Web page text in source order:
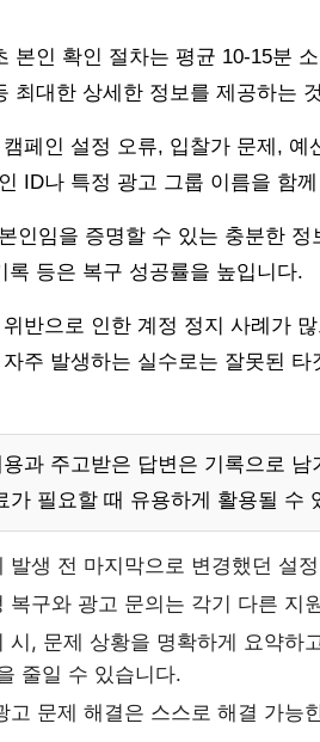
본인 확인 절차는 평균 10-15분
최대한 상세한 정보를 제공하는
페인 설정 오류, 입찰가 문제, 예
ID나 특정 광고 그룹 이름을 함
인임을 증명할 수 있는 충분한
록 등은 복구 성공률을 높입니다.
반으로 인한 계정 정지 사례가
주 발생하는 실수로는 잘못된
과 주고받은 답변은 기록으로
가 필요할 때 유용하게 활용될 수
발생 전 마지막으로 변경했던 설
복구와 광고 문의는 각기 다른 지
시, 문제 상황을 명확하게 요약하
줄일 수 있습니다.
고 문제 해결은 스스로 해결 가능